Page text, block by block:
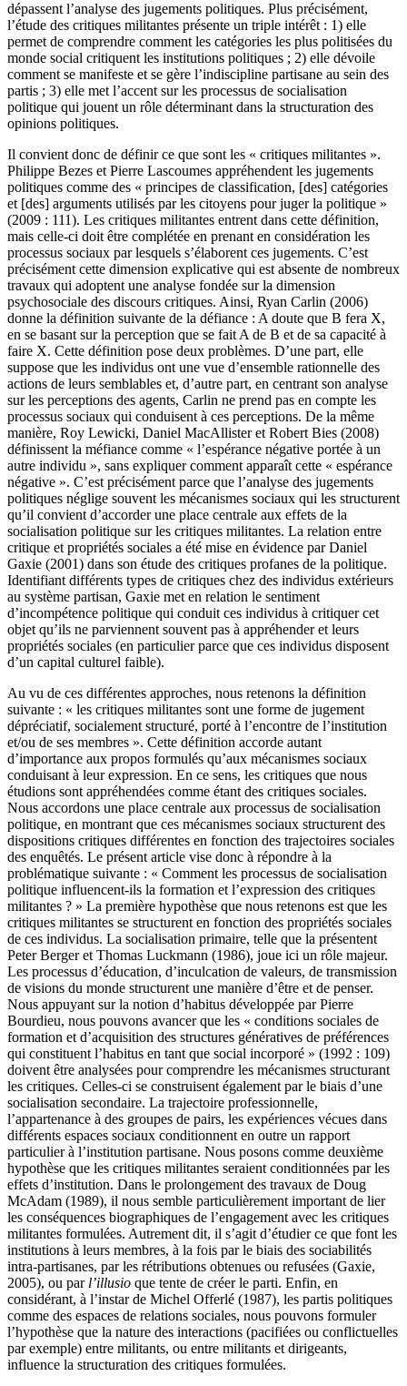
dépassent l’analyse des jugements politiques. Plus précisément,
l’étude des critiques militantes présente un triple intérêt : 1) elle
permet de comprendre comment les catégories les plus politisées du
monde social critiquent les institutions politiques ; 2) elle dévoile
comment se manifeste et se gère l’indiscipline partisane au sein des
partis ; 3) elle met l’accent sur les processus de socialisation
politique qui jouent un rôle déterminant dans la structuration des
opinions politiques.
Il convient donc de définir ce que sont les « critiques militantes ».
Philippe Bezes et Pierre Lascoumes appréhendent les jugements
politiques comme des « principes de classification, [des] catégories
et [des] arguments utilisés par les citoyens pour juger la politique »
(2009 : 111). Les critiques militantes entrent dans cette définition,
mais celle-ci doit être complétée en prenant en considération les
processus sociaux par lesquels s’élaborent ces jugements. C’est
précisément cette dimension explicative qui est absente de nombreux
travaux qui adoptent une analyse fondée sur la dimension
psychosociale des discours critiques. Ainsi, Ryan Carlin (2006)
donne la définition suivante de la défiance : A doute que B fera X,
en se basant sur la perception que se fait A de B et de sa capacité à
faire X. Cette définition pose deux problèmes. D’une part, elle
suppose que les individus ont une vue d’ensemble rationnelle des
actions de leurs semblables et, d’autre part, en centrant son analyse
sur les perceptions des agents, Carlin ne prend pas en compte les
processus sociaux qui conduisent à ces perceptions. De la même
manière, Roy Lewicki, Daniel MacAllister et Robert Bies (2008)
définissent la méfiance comme « l’espérance négative portée à un
autre individu », sans expliquer comment apparaît cette « espérance
négative ». C’est précisément parce que l’analyse des jugements
politiques néglige souvent les mécanismes sociaux qui les structurent
qu’il convient d’accorder une place centrale aux effets de la
socialisation politique sur les critiques militantes. La relation entre
critique et propriétés sociales a été mise en évidence par Daniel
Gaxie (2001) dans son étude des critiques profanes de la politique.
Identifiant différents types de critiques chez des individus extérieurs
au système partisan, Gaxie met en relation le sentiment
d’incompétence politique qui conduit ces individus à critiquer cet
objet qu’ils ne parviennent souvent pas à appréhender et leurs
propriétés sociales (en particulier parce que ces individus disposent
d’un capital culturel faible).
Au vu de ces différentes approches, nous retenons la définition
suivante : « les critiques militantes sont une forme de jugement
dépréciatif, socialement structuré, porté à l’encontre de l’institution
et/ou de ses membres ». Cette définition accorde autant
d’importance aux propos formulés qu’aux mécanismes sociaux
conduisant à leur expression. En ce sens, les critiques que nous
étudions sont appréhendées comme étant des critiques sociales.
Nous accordons une place centrale aux processus de socialisation
politique, en montrant que ces mécanismes sociaux structurent des
dispositions critiques différentes en fonction des trajectoires sociales
des enquêtés. Le présent article vise donc à répondre à la
problématique suivante : « Comment les processus de socialisation
politique influencent-ils la formation et l’expression des critiques
militantes ? » La première hypothèse que nous retenons est que les
critiques militantes se structurent en fonction des propriétés sociales
de ces individus. La socialisation primaire, telle que la présentent
Peter Berger et Thomas Luckmann (1986), joue ici un rôle majeur.
Les processus d’éducation, d’inculcation de valeurs, de transmission
de visions du monde structurent une manière d’être et de penser.
Nous appuyant sur la notion d’habitus développée par Pierre
Bourdieu, nous pouvons avancer que les « conditions sociales de
formation et d’acquisition des structures génératives de préférences
qui constituent l’habitus en tant que social incorporé » (1992 : 109)
doivent être analysées pour comprendre les mécanismes structurant
les critiques. Celles-ci se construisent également par le biais d’une
socialisation secondaire. La trajectoire professionnelle,
l’appartenance à des groupes de pairs, les expériences vécues dans
différents espaces sociaux conditionnent en outre un rapport
particulier à l’institution partisane. Nous posons comme deuxième
hypothèse que les critiques militantes seraient conditionnées par les
effets d’institution. Dans le prolongement des travaux de Doug
McAdam (1989), il nous semble particulièrement important de lier
les conséquences biographiques de l’engagement avec les critiques
militantes formulées. Autrement dit, il s’agit d’étudier ce que font les
institutions à leurs membres, à la fois par le biais des sociabilités
intra-partisanes, par les rétributions obtenues ou refusées (Gaxie,
2005), ou par l’illusio que tente de créer le parti. Enfin, en
considérant, à l’instar de Michel Offerlé (1987), les partis politiques
comme des espaces de relations sociales, nous pouvons formuler
l’hypothèse que la nature des interactions (pacifiées ou conflictuelles
par exemple) entre militants, ou entre militants et dirigeants,
influence la structuration des critiques formulées.